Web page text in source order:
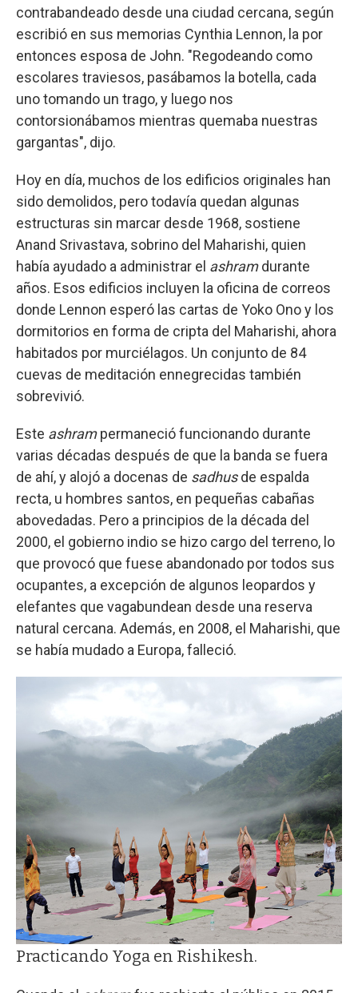
contrabandeado desde una ciudad cercana, según
escribió en sus memorias Cynthia Lennon, la por
entonces esposa de John. "Regodeando como
escolares traviesos, pasábamos la botella, cada
uno tomando un trago, y luego nos
contorsionábamos mientras quemaba nuestras
gargantas", dijo.
Hoy en día, muchos de los edificios originales han
sido demolidos, pero todavía quedan algunas
estructuras sin marcar desde 1968, sostiene
Anand Srivastava, sobrino del Maharishi, quien
había ayudado a administrar el ashramdurante
años. Esos edificios incluyen la oficina de correos
donde Lennon esperó las cartas de Yoko Ono y los
dormitorios en forma de cripta del Maharishi, ahora
habitados por murciélagos. Un conjunto de 84
cuevas de meditación ennegrecidas también
sobrevivió.
Este ashrampermaneció funcionando durante
varias décadas después de que la banda se fuera
de ahí, y alojó a docenas de sadhusde espalda
recta, u hombres santos, en pequeñas cabañas
abovedadas. Pero a principios de la década del
2000, el gobierno indio se hizo cargo del terreno, lo
que provocó que fuese abandonado por todos sus
ocupantes, a excepción de algunos leopardos y
elefantes que vagabundean desde una reserva
natural cercana. Además, en 2008, el Maharishi, que
se había mudado a Europa, falleció.
Practicando Yoga en Rishikesh.